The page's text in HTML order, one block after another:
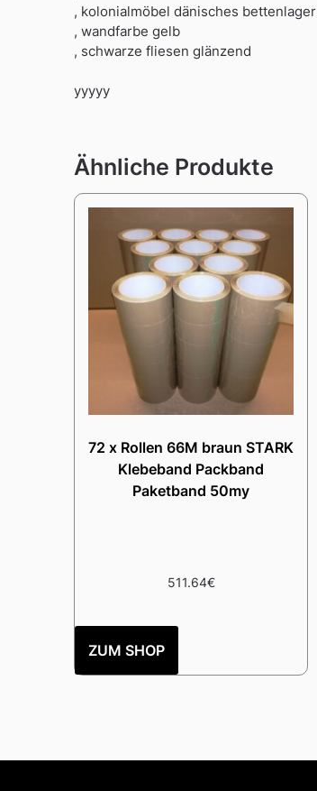
, kolonialmöbel dänisches bettenlager
, wandfarbe gelb
, schwarze fliesen glänzend
yyyyy
Ähnliche Produkte
72 x Rollen 66M braun STARK
Klebeband Packband
Paketband 50my
511.64€
ZUM SHOP